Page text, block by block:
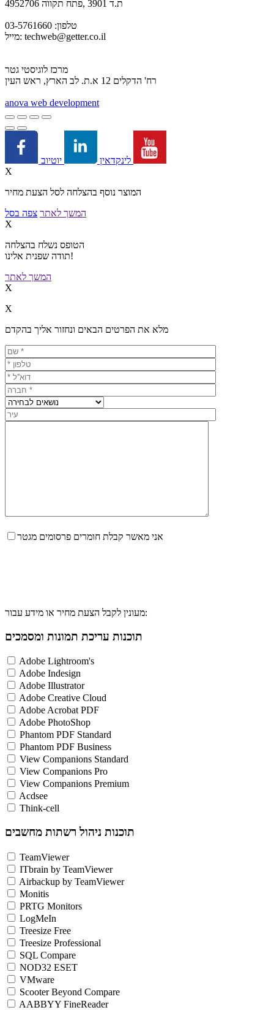
ת.ד 3901 ,פתח תקווה 4952706
טלפון: 03-5761660
מייל: techweb@getter.co.il
מרכז לוגיסטי גטר
רח' הדקלים 12 א.ת. לב הארץ, ראש העין
anova web development
לינקדאין
X
המוצר נוסף בהצלחה לסל הצעת מחיר
המשך לאתר צפה בסל
X
הטופס נשלח בהצלחה
תודה שפנית אלינו!
המשך לאתר
X
X
מלא את הפרטים הבאים ונחזור אליך בהקדם
אני מאשר קבלת חומרים פרסומים מגטר
מעונין לקבל הצעת מחיר או מידע עבור:
תוכנות עריכת תמונות ומסמכים
Adobe Lightroom's
Adobe Indesign
Adobe Illustrator
Adobe Creative Cloud
Adobe Acrobat PDF
Adobe PhotoShop
Phantom PDF Standard
Phantom PDF Business
View Companions Standard
View Companions Pro
View Companions Premium
Acdsee
Think-cell
תוכנות ניהול רשתות מחשבים
TeamViewer
ITbrain by TeamViewer
Airbackup by TeamViewer
Monitis
PRTG Monitors
LogMeIn
Treesize Free
Treesize Professional
SQL Compare
NOD32 ESET
VMware
Scooter Beyond Compare
AABBYY FineReader